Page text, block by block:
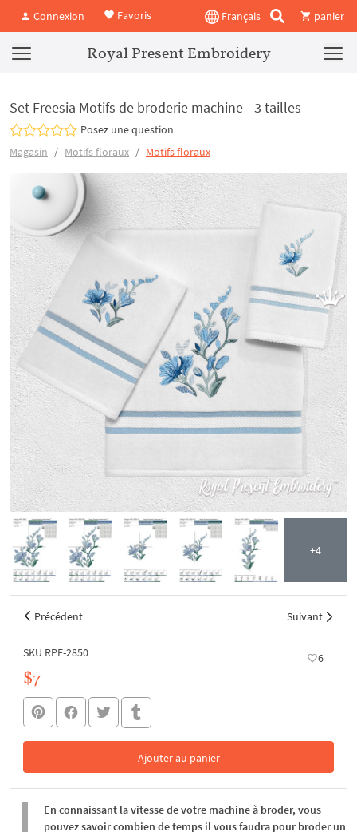
Connexion Favoris Français panier
Royal Present Embroidery
Set Freesia Motifs de broderie machine - 3 tailles
Posez une question
Magasin
Motifs floraux Motifs floraux
+4
Précédent Suivant
SKU RPE-2850 6
$7
Ajouter au panier
Dans le panier
En connaissant la vitesse de votre machine à broder, vous
pouvez savoir combien de temps il vous faudra pour broder un